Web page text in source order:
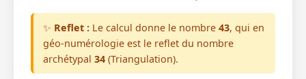
✨ Reflet : Le calcul donne le nombre 43, qui en
géo-numérologie est le reflet du nombre
archétypal 34 (Triangulation).